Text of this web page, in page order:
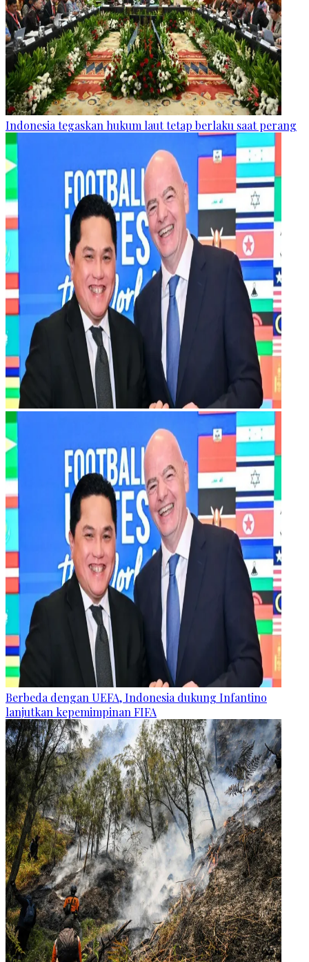
Indonesia tegaskan hukum laut tetap berlaku saat perang
Berbeda dengan UEFA, Indonesia dukung Infantino
lanjutkan kepemimpinan FIFA